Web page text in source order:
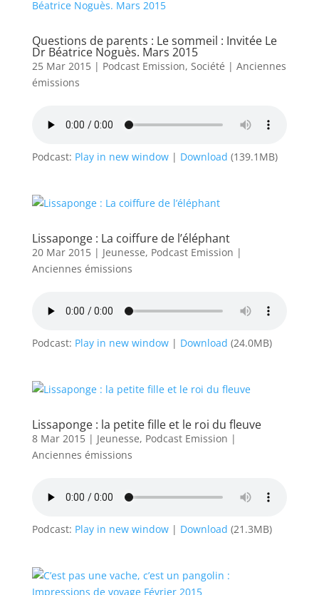
Questions de parents : Le sommeil : Invitée Le
Dr Béatrice Noguès. Mars 2015
25 Mar 2015| Podcast Emission, Société | Anciennes
émissions
Podcast: Play in new window| Download (139.1MB)
Lissaponge : La coiffure de l’éléphant
20 Mar 2015| Jeunesse, Podcast Emission |
Anciennes émissions
Podcast: Play in new window| Download (24.0MB)
Lissaponge : la petite fille et le roi du fleuve
8 Mar 2015| Jeunesse, Podcast Emission |
Anciennes émissions
Podcast: Play in new window| Download (21.3MB)